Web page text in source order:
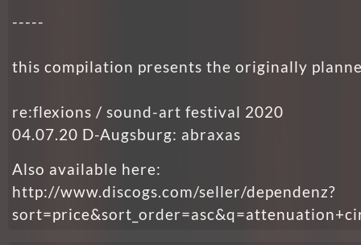
-----
this compilation presents the originally
re:flexions / sound-art festival 2020
04.07.20 D-Augsburg: abraxas
Also available here:
http://www.discogs.com/seller/dependenz?